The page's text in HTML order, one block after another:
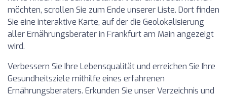
möchten, scrollen Sie zum Ende unserer Liste. Dort finden
Sie eine interaktive Karte, auf der die Geolokalisierung
aller Ernährungsberater in Frankfurt am Main angezeigt
wird.
Verbessern Sie Ihre Lebensqualität und erreichen Sie Ihre
Gesundheitsziele mithilfe eines erfahrenen
Ernährungsberaters. Erkunden Sie unser Verzeichnis und